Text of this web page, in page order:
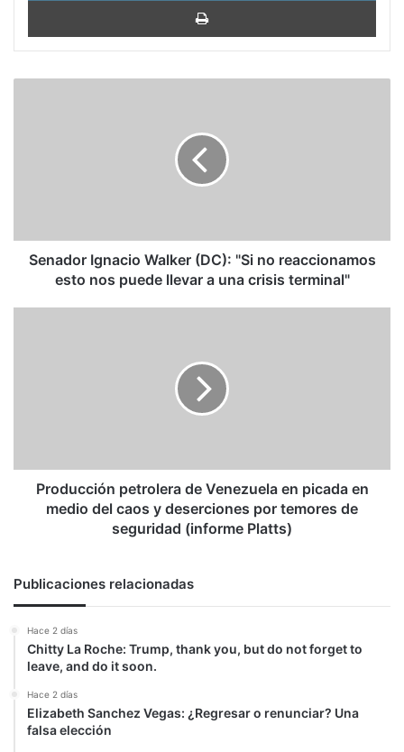
nos
puede
Senador Ignacio Walker (DC): "Si no reaccionamos
esto nos puede llevar a una crisis terminal"
del
caos
de
Platts)
Producción petrolera de Venezuela en picada en
medio del caos y deserciones por temores de
seguridad (informe Platts)
Publicaciones relacionadas
Hace 2 días
Chitty La Roche: Trump, thank you, but do not forget to
leave, and do it soon.
Hace 2 días
Elizabeth Sanchez Vegas: ¿Regresar o renunciar? Una
falsa elección